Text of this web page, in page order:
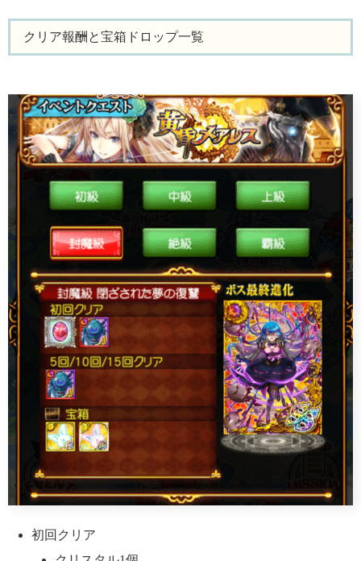
クリア報酬と宝箱ドロップ一覧
初回クリア